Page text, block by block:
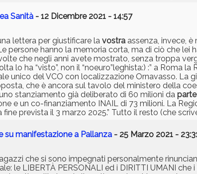
Sanità - 12 Dicembre 2021 - 14:57
lettera per giustificare la vostra assenza, invece,
persone hanno la memoria corta, ma di ciò che
che negli anni avete mostrato, senza troppa
lo ha “visto”, non il “noeuro”leghista:) :” a Roma
unico del VCO con localizzazione Ornavasso. La
che è ancora sul tavolo del ministero della
stanziamento già deliberato di 60 milioni da parte
e un co-finanziamento INAIL di 73 milioni. La
fine prevista il 3 marzo 2025.” Tutto il resto (che
su manifestazione a Pallanza - 25 Marzo 2021 -
che si sono impegnati personalmente
le LIBERTÀ PERSONALI ed i DIRITTI UMANI